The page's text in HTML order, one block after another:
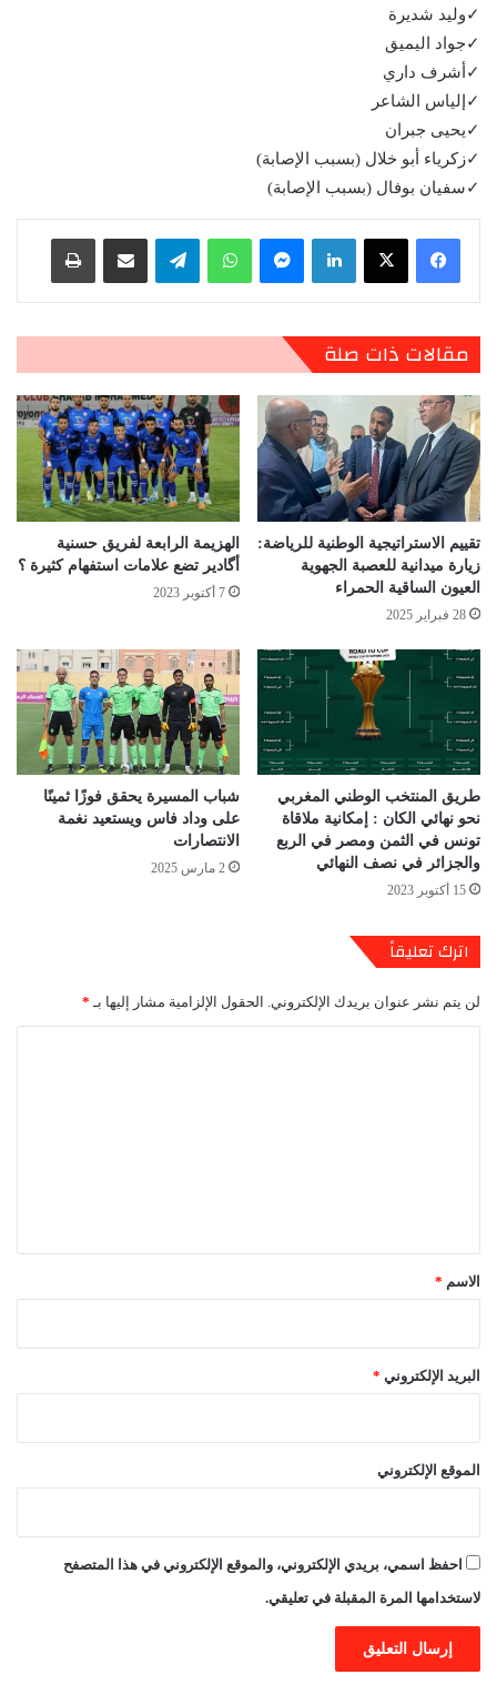
✓وليد شديرة
✓جواد اليميق
✓أشرف داري
✓إلياس الشاعر
✓يحيى جبران
✓زكرياء أبو خلال (بسبب الإصابة)
✓سفيان بوفال (بسبب الإصابة)
لينكدإن ماسنجر واتساب تيلقرام مشاركة عبر البريد طباعة
مقالات ذات صلة
تقييم الاستراتيجية الوطنية للرياضة:
زيارة ميدانية للعصبة الجهوية
العيون الساقية الحمراء
28 فبراير 2025
الهزيمة الرابعة لفريق حسنية
أگادير تضع علامات استفهام كثيرة ؟
7 أكتوبر 2023
طريق المنتخب الوطني المغربي
نحو نهائي الكان : إمكانية ملاقاة
تونس في الثمن ومصر في الربع
والجزائر في نصف النهائي
15 أكتوبر 2023
شباب المسيرة يحقق فوزًا ثمينًا
على وداد فاس ويستعيد نغمة
الانتصارات
2 مارس 2025
اترك تعليقاً
لن يتم نشر عنوان بريدك الإلكتروني. الحقول الإلزامية مشار إليها بـ *
*الاسم *
البريد الإلكتروني *
الموقع الإلكتروني
احفظ اسمي، بريدي الإلكتروني، والموقع الإلكتروني في هذا المتصفح
لاستخدامها المرة المقبلة في تعليقي.